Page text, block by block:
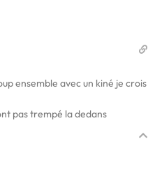
ensemble avec un kiné je crois
pas trempé la dedans